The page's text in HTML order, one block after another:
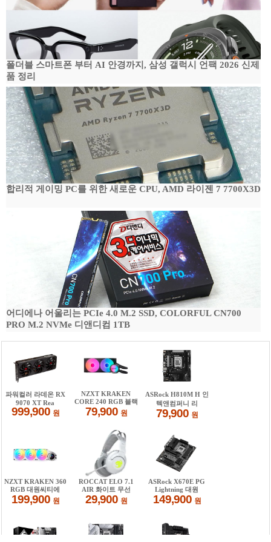
폴더블 스마트폰 부터 AI 안경까지, 삼성 갤럭시 언팩 2026 신제
품 정리
합리적 게이밍 PC를 위한 새로운 CPU, AMD 라이젠 7 7700X3D
어디에나 어울리는 PCIe 4.0 M.2 SSD, COLORFUL CN700
PRO M.2 NVMe 디앤디컴 1TB